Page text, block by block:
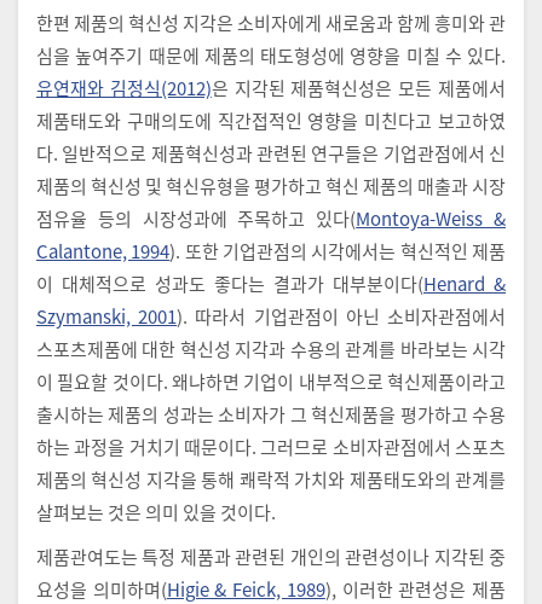
한편 제품의 혁신성 지각은 소비자에게 새로움과 함께 흥미와 관
심을 높여주기 때문에 제품의 태도형성에 영향을 미칠 수 있다.
유연재와 김정식(2012)은 지각된 제품혁신성은 모든 제품에서
제품태도와 구매의도에 직간접적인 영향을 미친다고 보고하였
다. 일반적으로 제품혁신성과 관련된 연구들은 기업관점에서 신
제품의 혁신성 및 혁신유형을 평가하고 혁신 제품의 매출과 시장
점유율 등의 시장성과에 주목하고 있다(Montoya-Weiss &
Calantone, 1994). 또한 기업관점의 시각에서는 혁신적인 제품
이 대체적으로 성과도 좋다는 결과가 대부분이다(Henard &
Szymanski, 2001). 따라서 기업관점이 아닌 소비자관점에서
스포츠제품에 대한 혁신성 지각과 수용의 관계를 바라보는 시각
이 필요할 것이다. 왜냐하면 기업이 내부적으로 혁신제품이라고
출시하는 제품의 성과는 소비자가 그 혁신제품을 평가하고 수용
하는 과정을 거치기 때문이다. 그러므로 소비자관점에서 스포츠
제품의 혁신성 지각을 통해 쾌락적 가치와 제품태도와의 관계를
살펴보는 것은 의미 있을 것이다.
제품관여도는 특정 제품과 관련된 개인의 관련성이나 지각된 중
요성을 의미하며(Higie & Feick, 1989), 이러한 관련성은 제품